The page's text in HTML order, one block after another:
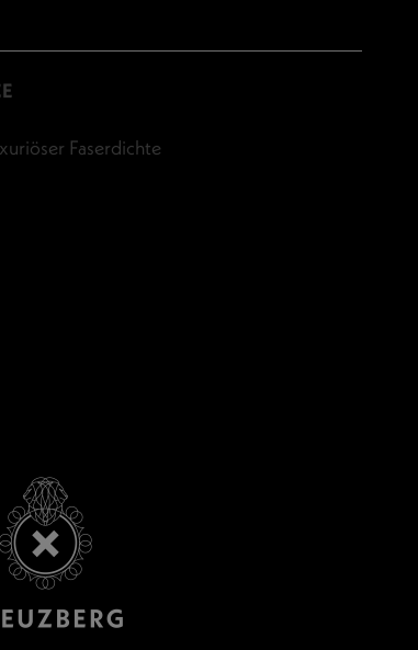
Faserdichte